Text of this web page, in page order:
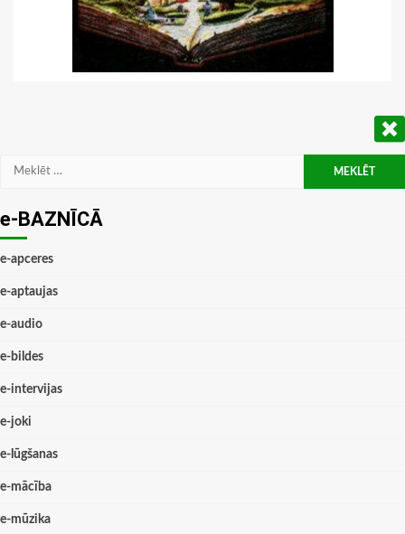
Meklēt:
e-BAZNĪCĀ
e-apceres
e-aptaujas
e-audio
e-bildes
e-intervijas
e-joki
e-lūgšanas
e-mācība
e-mūzika